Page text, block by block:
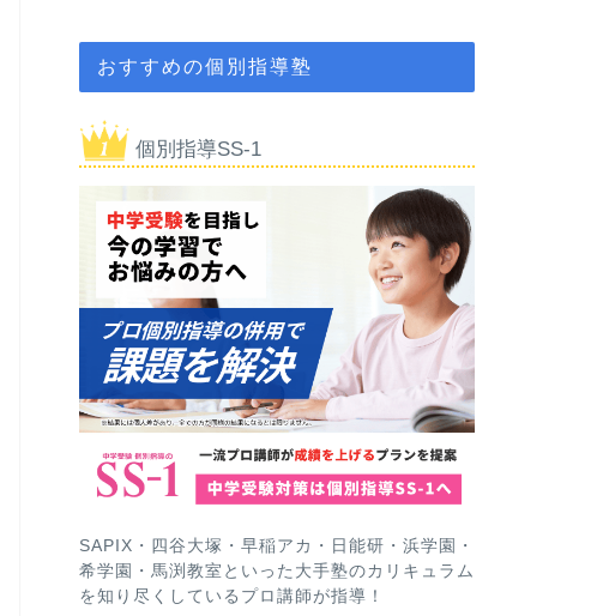
おすすめの個別指導塾
個別指導SS-1
SAPIX・四谷大塚・早稲アカ・日能研・浜学園・
希学園・馬渕教室といった大手塾のカリキュラム
を知り尽くしているプロ講師が指導！